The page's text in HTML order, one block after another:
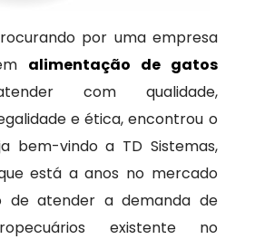
por uma empresa
alimentação de gatos
com qualidade,
e ética, encontrou o
bem-vindo a TD Sistemas,
está a anos no mercado
de atender a demanda de
existente no